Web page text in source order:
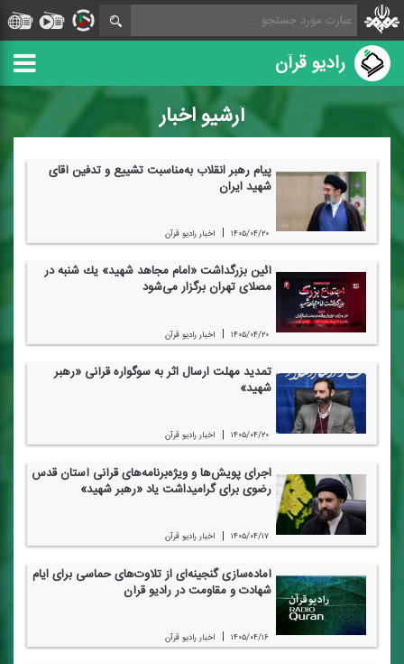
رادیو قرآن
آرشیو اخبار
پیام رهبر انقلاب به‌مناسبت تشییع و تدفین آقای
شهید ایران
۱۴۰۵/۰۴/۲۰ | اخبار رادیو قرآن
آئین بزرگداشت «امام مجاهد شهید» یك شنبه در
مصلای تهران برگزار می‌شود
۱۴۰۵/۰۴/۲۰ | اخبار رادیو قرآن
تمدید مهلت ارسال اثر به سوگواره قرآنی «رهبر
شهید»
۱۴۰۵/۰۴/۲۰ | اخبار رادیو قرآن
اجرای پویش‌ها و ویژه‌برنامه‌های قرآنی آستان قدس
رضوی برای گرامیداشت یاد «رهبر شهید»
۱۴۰۵/۰۴/۱۷ | اخبار رادیو قرآن
آماده‌سازی گنجینه‌ای از تلاوت‌های حماسی برای ایام
شهادت و مقاومت در رادیو قرآن
۱۴۰۵/۰۴/۱۶ | اخبار رادیو قرآن